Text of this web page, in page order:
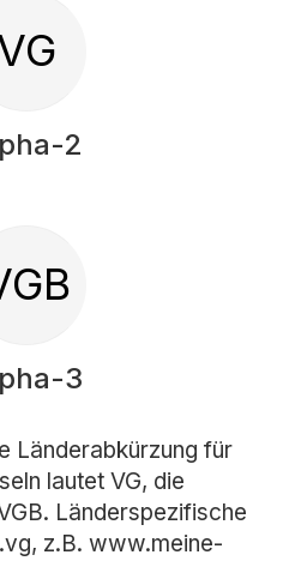
2
3
Länderabkürzung für
lautet VG, die
Länderspezifische
z.B. www.meine-